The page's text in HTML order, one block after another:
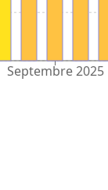
Septembre 2025